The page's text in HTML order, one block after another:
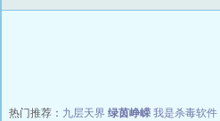
热门推荐： 九层天界 绿茵峥嵘 我是杀毒软件